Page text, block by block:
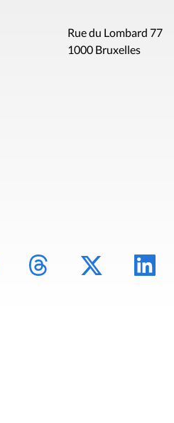
Rue du Lombard 77
1000 Bruxelles